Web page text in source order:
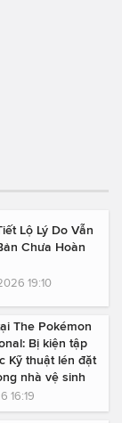
Lộ Lý Do Vẫn
Chưa Hoàn
19:10
The Pokémon
Bị kiện tập
Kỹ thuật lén đặt
nhà vệ sinh
16:19